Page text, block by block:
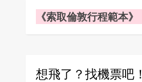
《索取倫敦行程範本》
想飛了？找機票吧！